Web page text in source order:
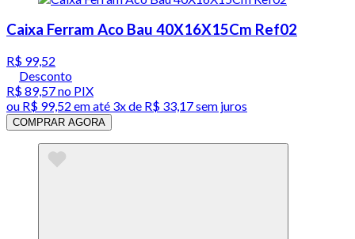
Caixa Ferram Aco Bau 40X16X15Cm Ref02
R$ 99,52
Desconto
R$ 89,57no PIX
ou R$ 99,52 em até 3x de R$ 33,17 sem juros
COMPRAR AGORA